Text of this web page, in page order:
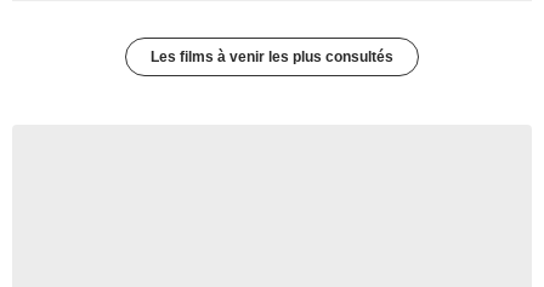
Les films à venir les plus consultés